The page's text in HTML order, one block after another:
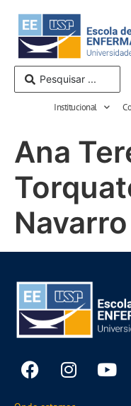
Institucional
Ana
Navarro